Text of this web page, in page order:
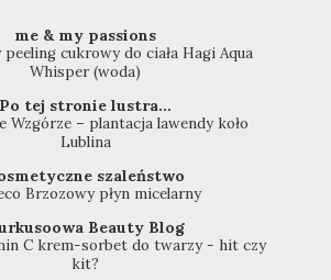
me & my passions
peeling cukrowy do ciała Hagi Aqua
Whisper (woda)
Po tej stronie lustra...
Wzgórze – plantacja lawendy koło
Lublina
szaleństwo
Brzozowy płyn micelarny
Beauty Blog
C krem-sorbet do twarzy - hit czy
kit?